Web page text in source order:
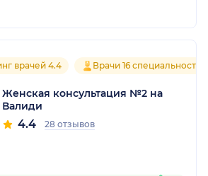
врачей 4.4 Врачи 16 специальностей
Женская консультация №2 на
Валиди
4.4 28 отзывов